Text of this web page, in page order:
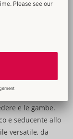
di vestibilità
nella vita di tutti i
piccolo collo
nero
la superficie per
con aperture
e le gambe.
e seducente allo
versatile, da